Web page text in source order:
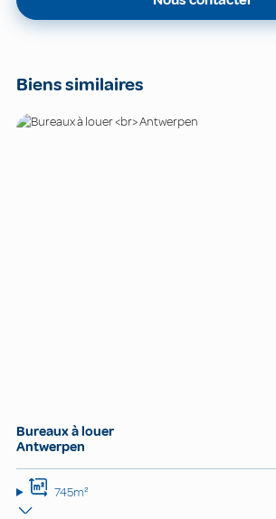
Biens similaires
Bureaux à louer
Antwerpen
745m²